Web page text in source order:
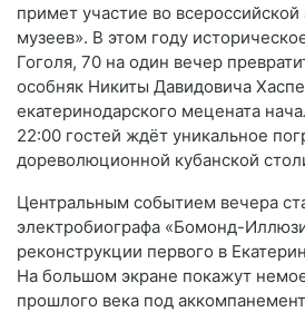
примет участие во
музеев». В этом году
Гоголя, 70 на один вечер
особняк Никиты Давидовича
екатеринодарского мецената
22:00 гостей ждёт уникальное
дореволюционной кубанской
Центральным событием вечера
электробиографа «Бомонд-
реконструкции первого в
На большом экране покажут
прошлого века под